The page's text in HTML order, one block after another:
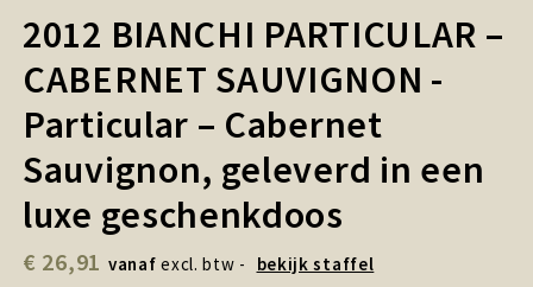
Sport, Spel en Speelgoed
Strand en Zomer
Technologie
2012 BIANCHI PARTICULAR –
CABERNET SAUVIGNON -
Particular – Cabernet
Sauvignon, geleverd in een
luxe geschenkdoos
€ 26,91 vanaf excl. btw - bekijk staffel